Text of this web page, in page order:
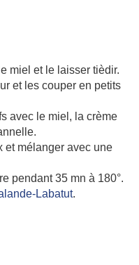
miel et le laisser tièdir.
et les couper en petits
avec le miel, la crème
et mélanger avec une
pendant 35 mn à 180°.
Labatut.